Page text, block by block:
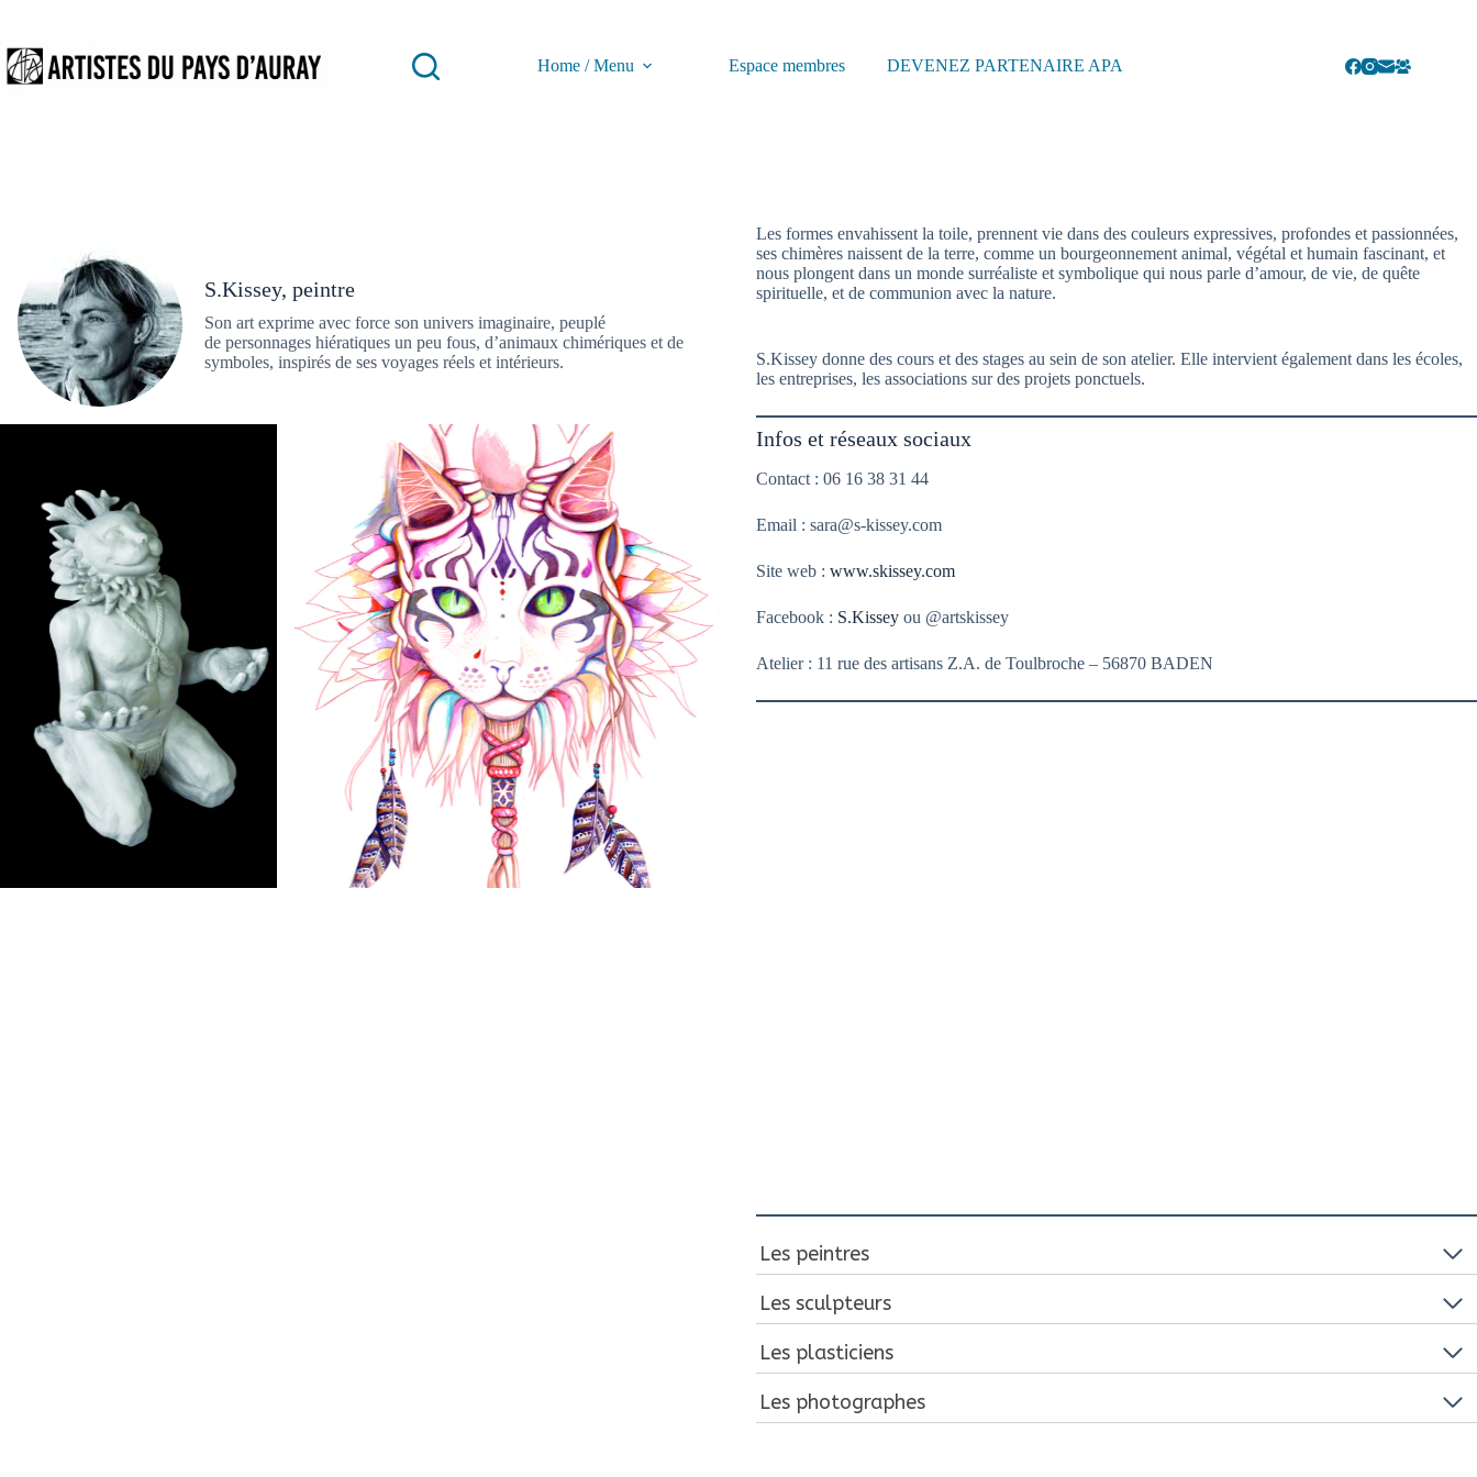
contenu
Home / Menu
Espace membres DEVENEZ PARTENAIRE APA
S.Kissey, peintre
Son art exprime avec force son univers imaginaire, peuplé
de personnages hiératiques un peu fous, d’animaux chimériques et de
symboles, inspirés de ses voyages réels et intérieurs.
Les formes envahissent la toile, prennent vie dans des couleurs expressives, profondes et passionnées,
ses chimères naissent de la terre, comme un bourgeonnement animal, végétal et humain fascinant, et
nous plongent dans un monde surréaliste et symbolique qui nous parle d’amour, de vie, de quête
spirituelle, et de communion avec la nature.
S.Kissey donne des cours et des stages au sein de son atelier. Elle intervient également dans les écoles,
les entreprises, les associations sur des projets ponctuels.
Infos et réseaux sociaux
Contact : 06 16 38 31 44
Email : sara@s-kissey.com
Site web : www.skissey.com
Facebook : S.Kissey ou @artskissey
Atelier : 11 rue des artisans Z.A. de Toulbroche – 56870 BADEN
Les peintres
Les sculpteurs
Les plasticiens
Les photographes